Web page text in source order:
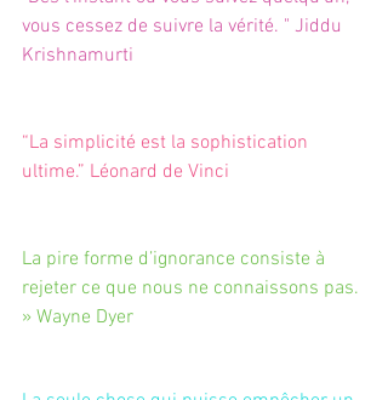
vous cessez de suivre la vérité. " Jiddu
Krishnamurti
“La simplicité est la sophistication
ultime.” Léonard de Vinci
La pire forme d’ignorance consiste à
rejeter ce que nous ne connaissons pas.
» Wayne Dyer